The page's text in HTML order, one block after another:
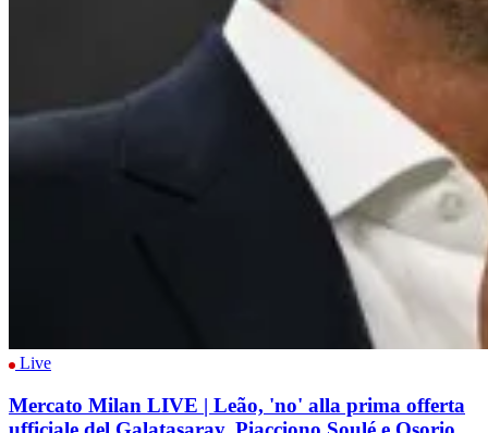
Live
Mercato Milan LIVE | Leão, 'no' alla prima offerta